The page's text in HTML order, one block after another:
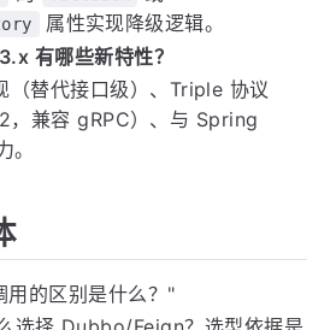
属性实现降级逻辑。
有哪些新特性？
（替代接口级）、Triple 协议
，兼容 gRPC）、与 Spring
用的区别是什么？"